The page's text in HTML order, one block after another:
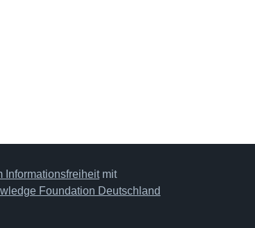
Informationsfreiheitmit
Foundation Deutschland